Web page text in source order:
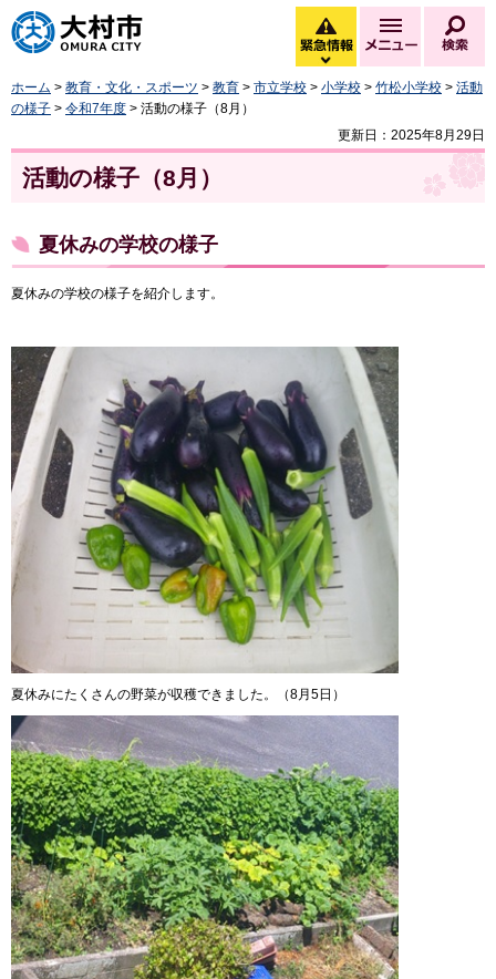
大村市
緊急情報
緊急情報を開く
メニュー
ホーム > 教育・文化・スポーツ > 教育 > 市立学校 > 小学校 > 竹松小学校 > 活動
の様子 > 令和7年度 > 活動の様子（8月）
更新日：2025年8月29日
活動の様子（8月）
夏休みの学校の様子
夏休みの学校の様子を紹介します。
夏休みにたくさんの野菜が収穫できました。（8月5日）